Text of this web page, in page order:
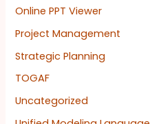
Online PPT Viewer
Project Management
Strategic Planning
TOGAF
Uncategorized